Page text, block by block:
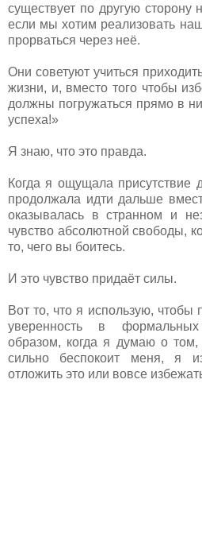
существует по другую
если мы хотим реализовать
прорваться через неё.
Они советуют учиться
жизни, и, вместо того чтобы
должны погружаться прямо в
успеха!»
Я знаю, что это правда.
Когда я ощущала присутствие
продолжала идти дальше
оказывалась в странном и
чувство абсолютной свободы,
то, чего вы боитесь.
И это чувство придаёт силы.
Вот то, что я использую, чтобы
уверенность в
образом, когда я думаю о том,
сильно беспокоит меня, я
отложить это или вовсе